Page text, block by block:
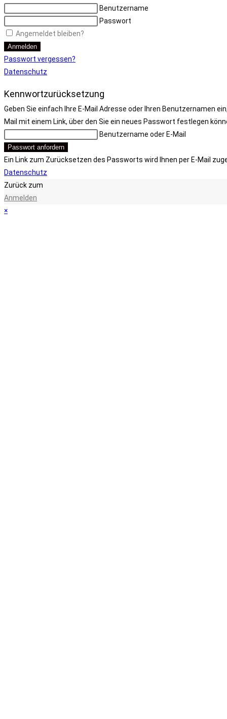
Benutzername
Passwort
Angemeldet bleiben?
Anmelden
Passwort vergessen?
Datenschutz
Kennwortzurücksetzung
Geben Sie einfach Ihre E-Mail Adresse oder Ihren Benutzernamen
Mail mit einem Link, über den Sie ein neues Passwort festlegen
Benutzername oder E-Mail
Passwort anfordern
Ein Link zum Zurücksetzen des Passworts wird Ihnen per E-Mail
Datenschutz
Zurück zum
Anmelden
×